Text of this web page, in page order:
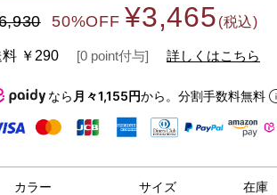
50%OFF ¥3,465 (税込)
料 ￥290 [0 point付与] 詳しくはこちら
なら 月々1,155円から。分割手数料無料
カラー サイズ 在庫